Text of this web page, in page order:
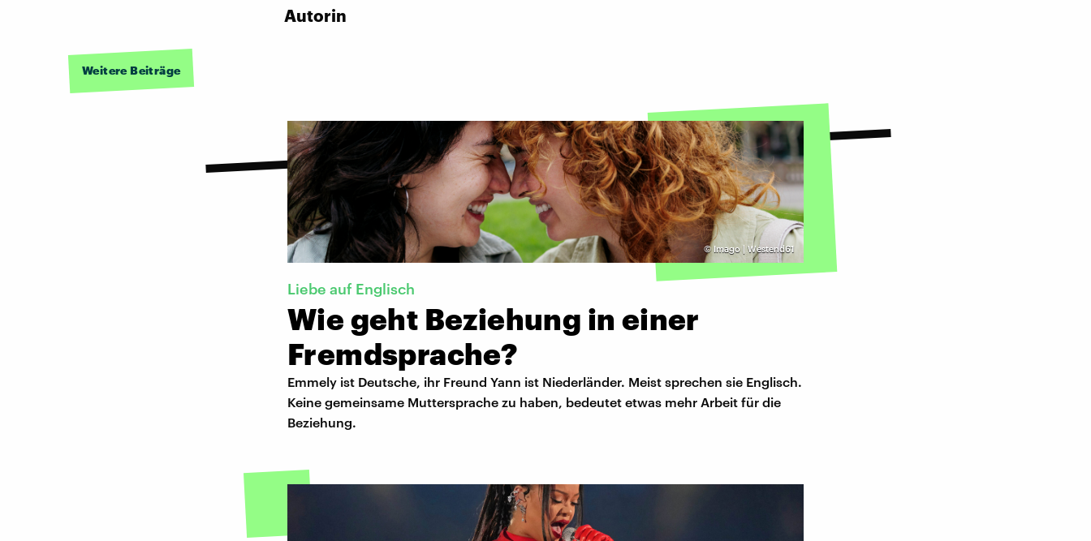
Autorin
Weitere Beiträge
© Imago | Westend61
Liebe auf Englisch
Wie geht Beziehung in einer
Fremdsprache?
Emmely ist Deutsche, ihr Freund Yann ist Niederländer. Meist sprechen sie Englisch.
Keine gemeinsame Muttersprache zu haben, bedeutet etwas mehr Arbeit für die
Beziehung.